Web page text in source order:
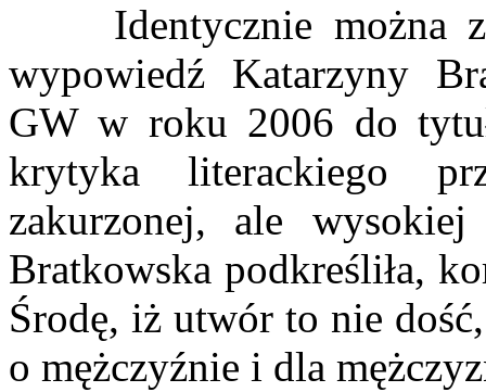
Identycznie można
wypowiedź Katarzyny
GW w roku 2006 do
krytyka literackiego
zakurzonej, ale
Bratkowska podkreśliła,
Środę, iż utwór to nie
o mężczyźnie i dla